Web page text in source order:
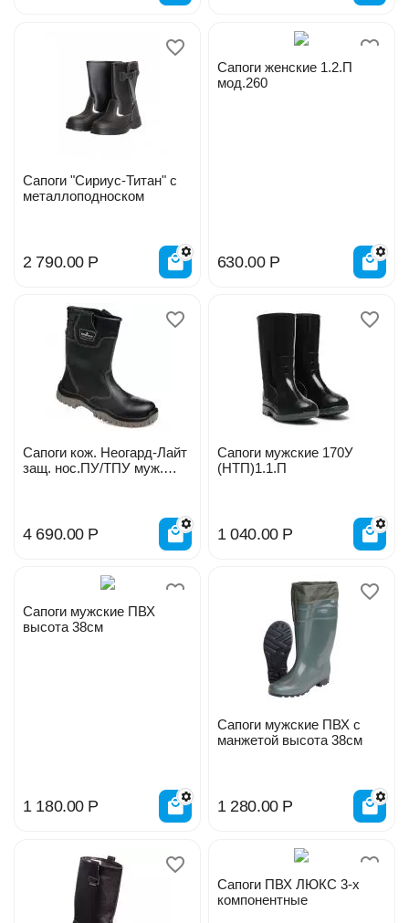
Сапоги "Сириус-Титан" с
металлоподноском
2 790.00 Р
Сапоги женские 1.2.П
мод.260
630.00 Р
Сапоги кож. Неогард-Лайт
защ. нос.ПУ/ТПУ муж.
4 690.00 Р
Сапоги мужские 170У
(НТП)1.1.П
1 040.00 Р
Сапоги мужские ПВХ
высота 38см
1 180.00 Р
Сапоги мужские ПВХ с
манжетой высота 38см
1 280.00 Р
Сапоги ПВХ ЛЮКС 3-х
компонентные